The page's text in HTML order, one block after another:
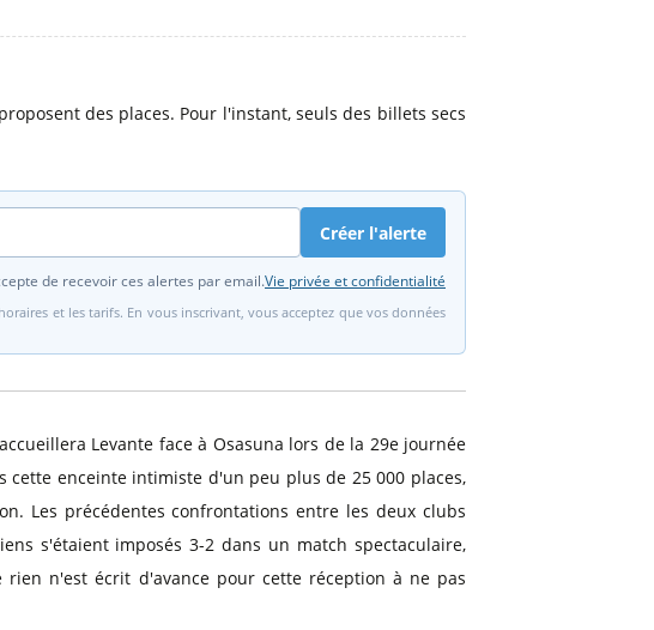
proposent des places. Pour l'instant, seuls des billets secs
Créer l'alerte
de recevoir ces alertes par email.Vie privée et confidentialité
et les tarifs. En vous inscrivant, vous acceptez que vos données
accueillera Levante face à Osasuna lors de la 29e journée
cette enceinte intimiste d'un peu plus de 25 000 places,
Les précédentes confrontations entre les deux clubs
s'étaient imposés 3-2 dans un match spectaculaire,
n'est écrit d'avance pour cette réception à ne pas